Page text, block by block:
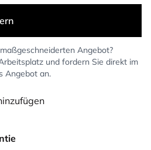
Angebot?
und fordern Sie direkt im
Angebot an.